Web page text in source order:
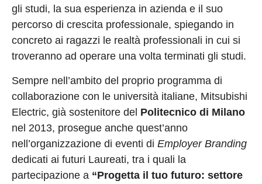
gli studi, la sua esperienza in azienda e il suo
percorso di crescita professionale, spiegando in
concreto ai ragazzi le realtà professionali in cui si
troveranno ad operare una volta terminati gli studi.
Sempre nell’ambito del proprio programma di
collaborazione con le università italiane, Mitsubishi
Electric, già sostenitore del Politecnico di Milano
nel 2013, prosegue anche quest’anno
nell’organizzazione di eventi di Employer Branding
dedicati ai futuri Laureati, tra i quali la
partecipazione a “Progetta il tuo futuro: settore